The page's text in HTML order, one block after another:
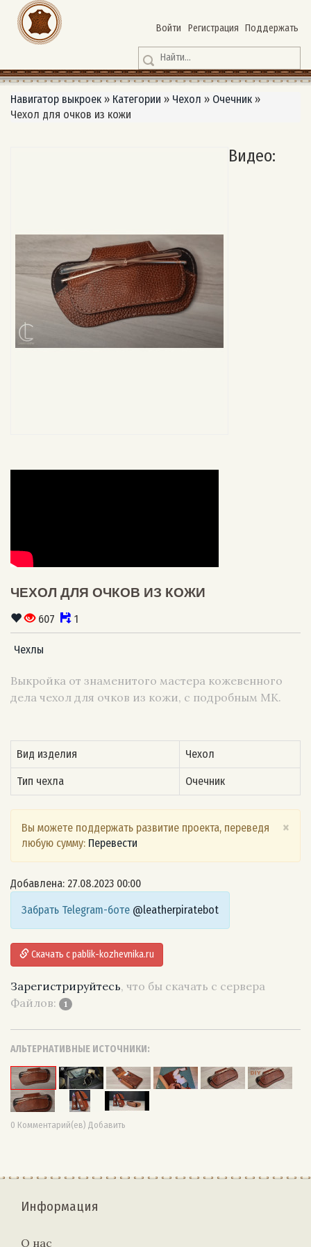
Войти Регистрация Поддержать
Навигатор выкроек » Категории » Чехол » Очечник »
Чехол для очков из кожи
Видео:
ЧЕХОЛ ДЛЯ ОЧКОВ ИЗ КОЖИ
607 1
Чехлы
Выкройка от знаменитого мастера кожевенного
дела чехол для очков из кожи, с подробным МК.
Вид изделия Чехол
Тип чехла Очечник
×
Вы можете поддержать развитие проекта, переведя
любую сумму: Перевести
Добавлена: 27.08.2023 00:00
Забрать Telegram-боте @leatherpiratebot
Скачать с pablik-kozhevnika.ru
Зарегистрируйтесь, что бы скачать с сервера
Файлов:
1
АЛЬТЕРНАТИВНЫЕ ИСТОЧНИКИ:
0 Комментарий(ев) Добавить
Информация
О нас